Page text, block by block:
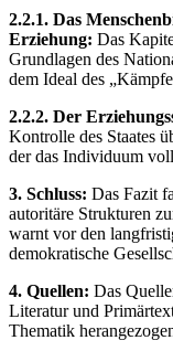
2.2.1. Das
Erziehung: Das
Grundlagen des
dem Ideal des
2.2.2. Der
Kontrolle des Staates
der das Individuum
3. Schluss: Das Fazit
autoritäre Strukturen
warnt vor den
demokratische
4. Quellen: Das
Literatur und
Thematik